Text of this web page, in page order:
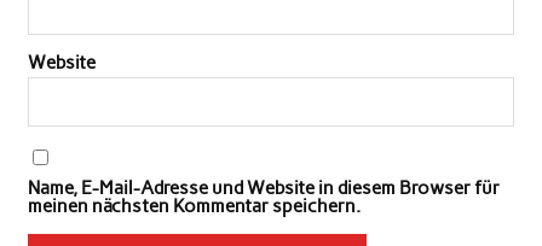
Website
Name, E-Mail-Adresse und Website in diesem Browser für
meinen nächsten Kommentar speichern.